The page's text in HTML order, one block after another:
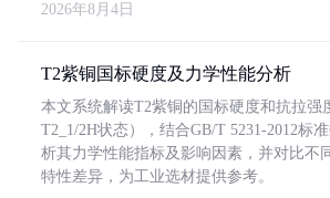
2026年8月4日
T2紫铜国标硬度及力学性能分析
本文系统解读T2紫铜的国标硬度和抗拉强
T2_1/2H状态），结合GB/T 5231-2012标
析其力学性能指标及影响因素，并对比不
特性差异，为工业选材提供参考。